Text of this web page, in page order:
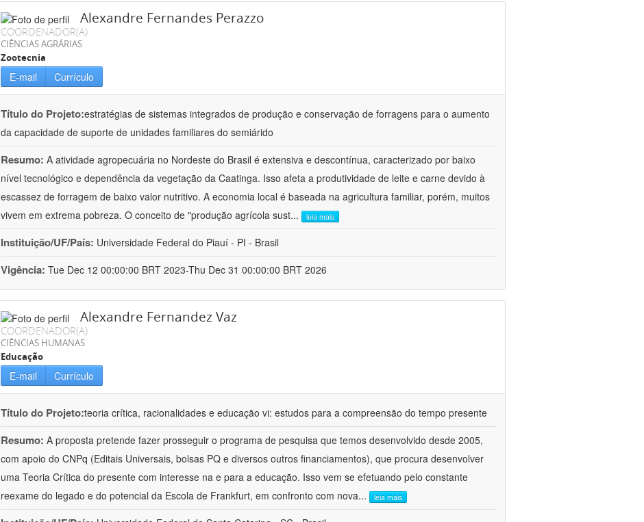
Alexandre Fernandes Perazzo
COORDENADOR(A)
CIÊNCIAS AGRÁRIAS
Zootecnia
E-mail Currículo
Título do Projeto:estratégias de sistemas integrados de produção e conservação de forragens para o aumento
da capacidade de suporte de unidades familiares do semiárido
Resumo: A atividade agropecuária no Nordeste do Brasil é extensiva e descontínua, caracterizado por baixo
nível tecnológico e dependência da vegetação da Caatinga. Isso afeta a produtividade de leite e carne devido à
escassez de forragem de baixo valor nutritivo. A economia local é baseada na agricultura familiar, porém, muitos
vivem em extrema pobreza. O conceito de "produção agrícola sust... leia mais
Instituição/UF/País: Universidade Federal do Piauí - PI - Brasil
Vigência: Tue Dec 12 00:00:00 BRT 2023-Thu Dec 31 00:00:00 BRT 2026
Alexandre Fernandez Vaz
COORDENADOR(A)
CIÊNCIAS HUMANAS
Educação
E-mail Currículo
Título do Projeto:teoria crítica, racionalidades e educação vi: estudos para a compreensão do tempo presente
Resumo: A proposta pretende fazer prosseguir o programa de pesquisa que temos desenvolvido desde 2005,
com apoio do CNPq (Editais Universais, bolsas PQ e diversos outros financiamentos), que procura desenvolver
uma Teoria Crítica do presente com interesse na e para a educação. Isso vem se efetuando pelo constante
reexame do legado e do potencial da Escola de Frankfurt, em confronto com nova... leia mais